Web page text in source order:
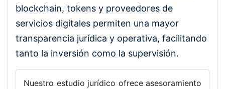
blockchain, tokens y proveedores de
servicios digitales permiten una mayor
transparencia jurídica y operativa, facilitando
tanto la inversión como la supervisión.
Nuestro estudio jurídico ofrece asesoramiento